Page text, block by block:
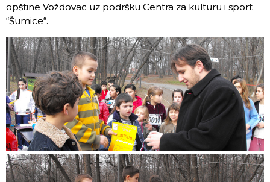
opštine Voždovac uz podršku Centra za kulturu i sport
“Šumice“.